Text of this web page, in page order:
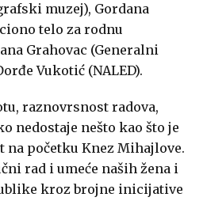
muzej), Gordana
telo za rodnu
Grahovac (Generalni
Vukotić (NALED).
raznovrsnost radova,
nedostaje nešto kao što je
na početku Knez Mihajlove.
rad i umeće naših žena i
kroz brojne inicijative